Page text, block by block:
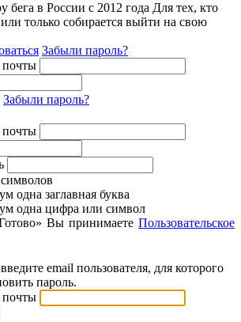
бега в России с 2012 года Для тех, кто
только собирается выйти на свою
Забыли пароль?
почты
Забыли пароль?
почты
одна заглавная буква
одна цифра или символ
Вы принимаете Пользовательское
email пользователя, для которого
пароль.
почты